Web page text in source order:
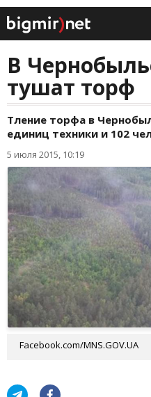
В
тушат торф
Тление торфа в
единиц техники и 102
5 июля 2015, 10:19
Facebook.com/MNS.GOV.UA